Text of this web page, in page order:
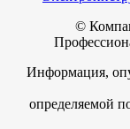
©
Информация,
определяемой